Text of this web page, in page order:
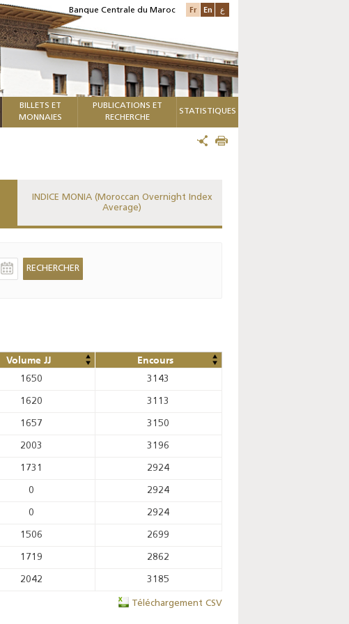
Banque Centrale du Maroc Fr En ع
BILLETS ET
MONNAIES
PUBLICATIONS ET
RECHERCHE
STATISTIQUES
INDICE MONIA (Moroccan Overnight Index
Average)
Volume JJ Encours
1650 3143
1620 3113
1657 3150
2003 3196
1731 2924
0 2924
0 2924
1506 2699
1719 2862
2042 3185
Téléchargement CSV